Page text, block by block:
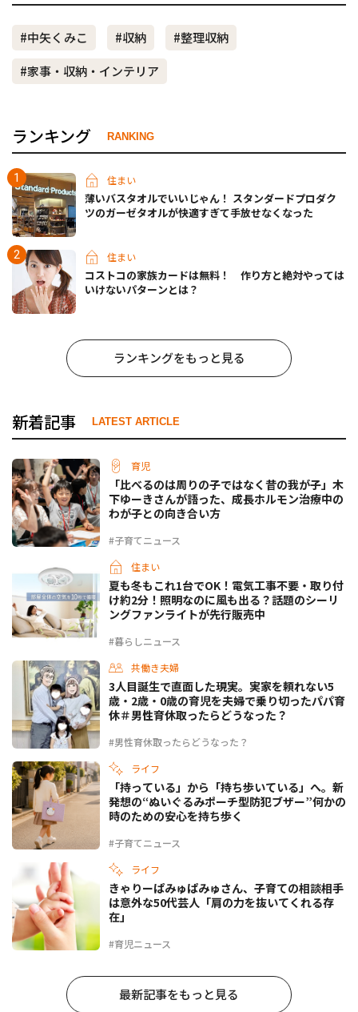
#中矢くみこ #収納
#整理収納
#家事・収納・インテリア
ランキング RANKING
住まい
薄いバスタオルでいいじゃん！ スタンダードプロダク
ツのガーゼタオルが快適すぎて手放せなくなった
住まい
コストコの家族カードは無料！ 作り方と絶対やっては
いけないパターンとは？
ランキングをもっと見る
新着記事 LATEST ARTICLE
育児
#子育てニュース
「比べるのは周りの子ではなく昔の我が子」木
下ゆーきさんが語った、成長ホルモン治療中の
わが子との向き合い方
住まい
#暮らしニュース
夏も冬もこれ1台でOK！電気工事不要・取り付
け約2分！照明なのに風も出る？話題のシーリ
ングファンライトが先行販売中
共働き夫婦
#男性育休取ったらどうなった？
3人目誕生で直面した現実。実家を頼れない5
歳・2歳・0歳の育児を夫婦で乗り切ったパパ育
休＃男性育休取ったらどうなった？
ライフ
#子育てニュース
「持っている」から「持ち歩いている」へ。新
発想の“ぬいぐるみポーチ型防犯ブザー”何かの
時のための安心を持ち歩く
ライフ
#育児ニュース
きゃりーぱみゅぱみゅさん、子育ての相談相手
は意外な50代芸人「肩の力を抜いてくれる存
在」
最新記事をもっと見る